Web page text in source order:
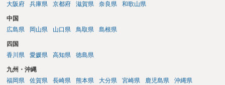
大阪府
兵庫県 京都府 滋賀県 奈良県 和歌山県
中国
広島県
岡山県 山口県 鳥取県 島根県
四国
香川県
愛媛県 高知県 徳島県
九州・沖縄
福岡県
佐賀県 長崎県 熊本県 大分県 宮崎県 鹿児島県 沖縄県